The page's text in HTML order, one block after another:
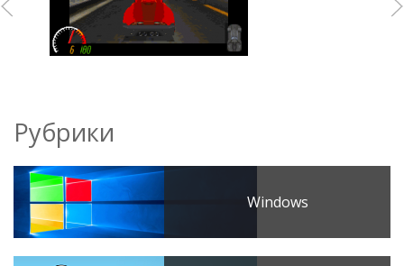
Рубрики
Windows